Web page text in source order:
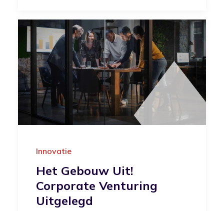
Innovatie
Het Gebouw Uit!
Corporate Venturing
Uitgelegd